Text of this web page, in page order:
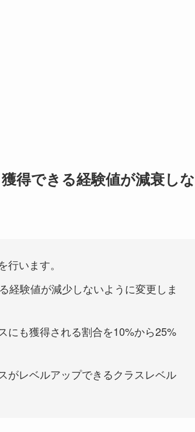
得できる経験値が減衰しな
います。
経験値が減少しないように変更しま
にも獲得される割合を10%から25%
がレベルアップできるクラスレベル